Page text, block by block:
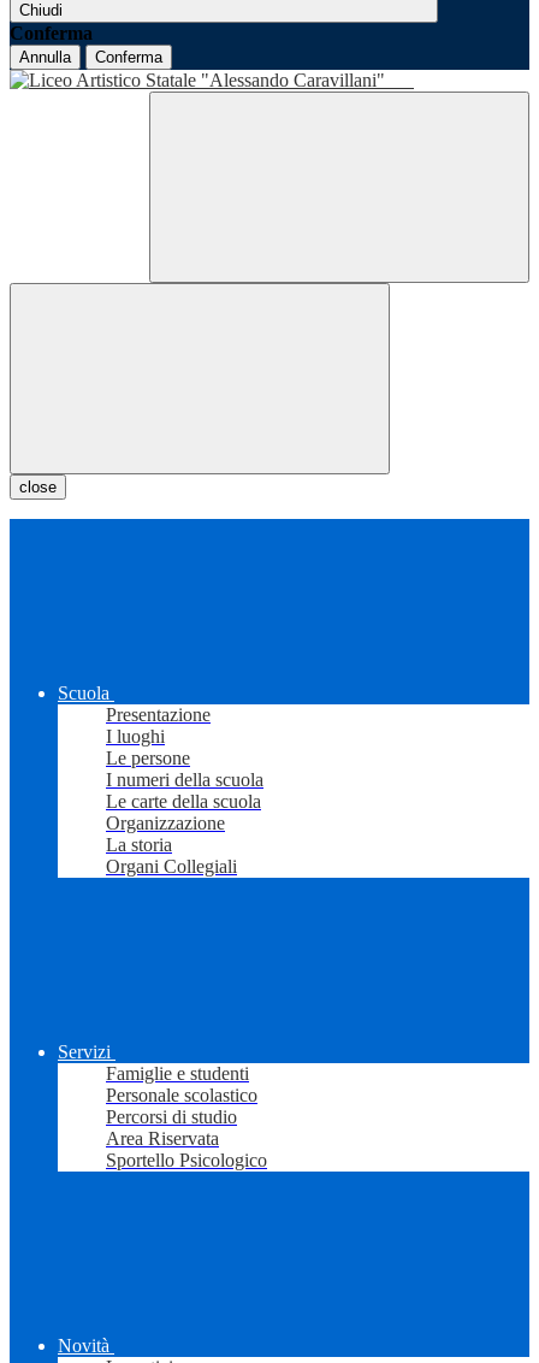
Chiudi
Conferma
Annulla Conferma
close
Scuola
Presentazione
I luoghi
Le persone
I numeri della scuola
Le carte della scuola
Organizzazione
La storia
Organi Collegiali
Servizi
Famiglie e studenti
Personale scolastico
Percorsi di studio
Area Riservata
Sportello Psicologico
Novità